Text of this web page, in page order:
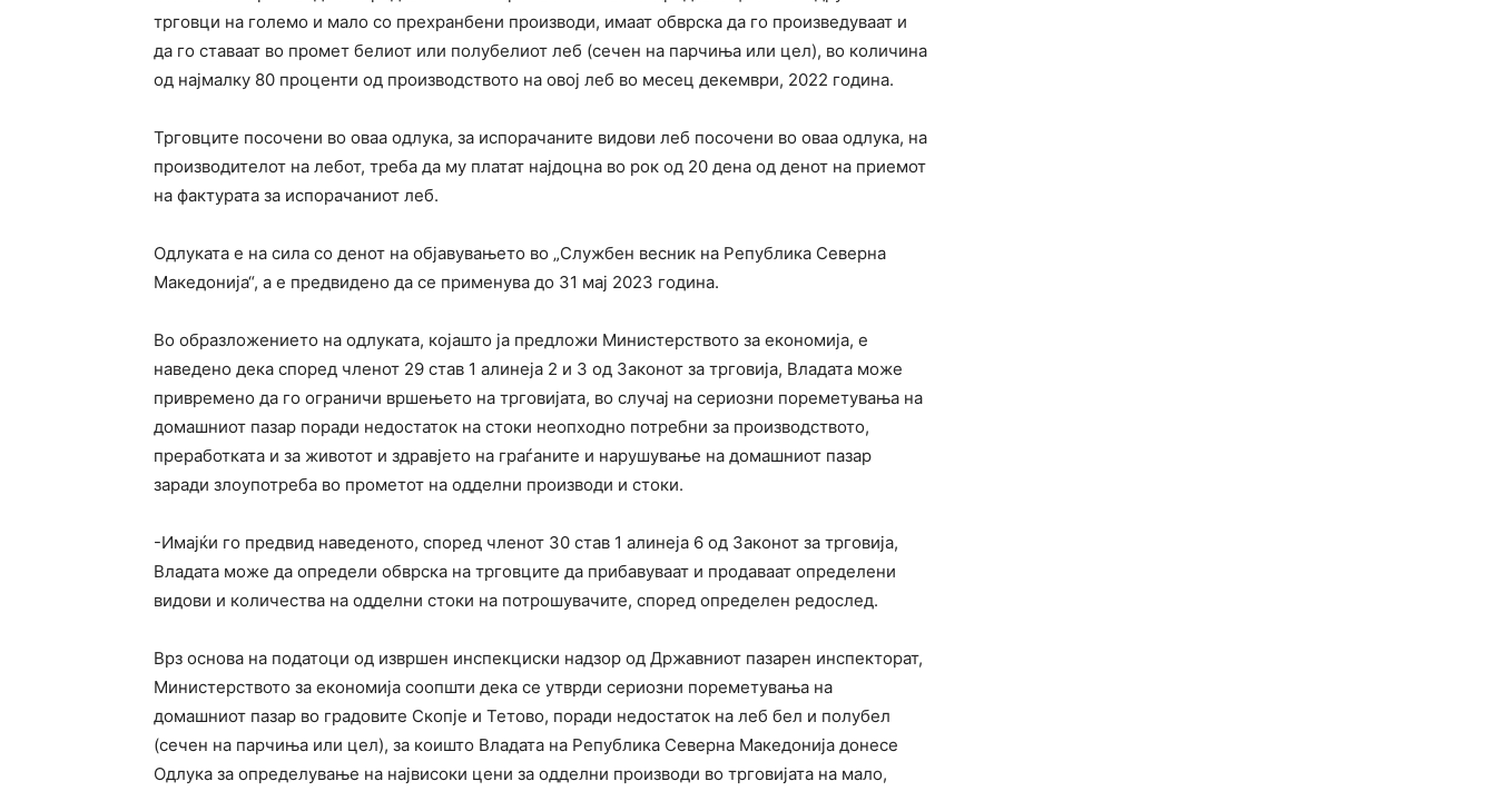
трговци на големо и мало со прехранбени производи, имаат обврска да го произведуваат и
да го ставаат во промет белиот или полубелиот леб (сечен на парчиња или цел), во количина
од најмалку 80 проценти од производството на овој леб во месец декември, 2022 година.
Трговците посочени во оваа одлука, за испорачаните видови леб посочени во оваа одлука, на
производителот на лебот, треба да му платат најдоцна во рок од 20 дена од денот на приемот
на фактурата за испорачаниот леб.
Одлуката е на сила со денот на објавувањето во „Службен весник на Република Северна
Македонија“, а е предвидено да се применува до 31 мај 2023 година.
Во образложението на одлуката, којашто ја предложи Министерството за економија, е
наведено дека според членот 29 став 1 алинеја 2 и 3 од Законот за трговија, Владата може
привремено да го ограничи вршењето на трговијата, во случај на сериозни пореметувања на
домашниот пазар поради недостаток на стоки неопходно потребни за производството,
преработката и за животот и здравјето на граѓаните и нарушување на домашниот пазар
заради злоупотреба во прометот на одделни производи и стоки.
-Имајќи го предвид наведеното, според членот 30 став 1 алинеја 6 од Законот за трговија,
Владата може да определи обврска на трговците да прибавуваат и продаваат определени
видови и количества на одделни стоки на потрошувачите, според определен редослед.
Врз основа на податоци од извршен инспекциски надзор од Државниот пазарен инспекторат,
Министерството за економија соопшти дека се утврди сериозни пореметувања на
домашниот пазар во градовите Скопје и Тетово, поради недостаток на леб бел и полубел
(сечен на парчиња или цел), за коишто Владата на Република Северна Македонија донесе
Одлука за определување на највисоки цени за одделни производи во трговијата на мало,